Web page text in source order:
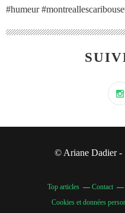
#humeur
© Ariane Dadier -
Top articles Contact
Cookies et données